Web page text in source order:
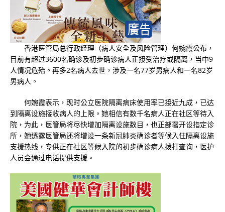
香港医管局总行政经理（病人安全及风险管理）何婉霞公布，
目前有超过3600名确诊及初步确诊病人正接受治疗或隔离，当中9
人情况危殆。再多2名病人去世，涉及一名77岁男病人和一名82岁
男病人。
何婉霞表示，现时公立医院隔离病床使用率已接近九成，已达
到隔离设施接收病人的上限。她相信有数千名病人正在社区等待入
院，为此，医管局将尽快增加隔离设施数目，也正部署开设指定诊
所，她透露医管局还将增设一条新冠肺炎确诊者等候入住隔离设施
支援热线，专供正在社区等候入院的初步确诊病人拨打查询，医护
人员会通过电话提供支援。